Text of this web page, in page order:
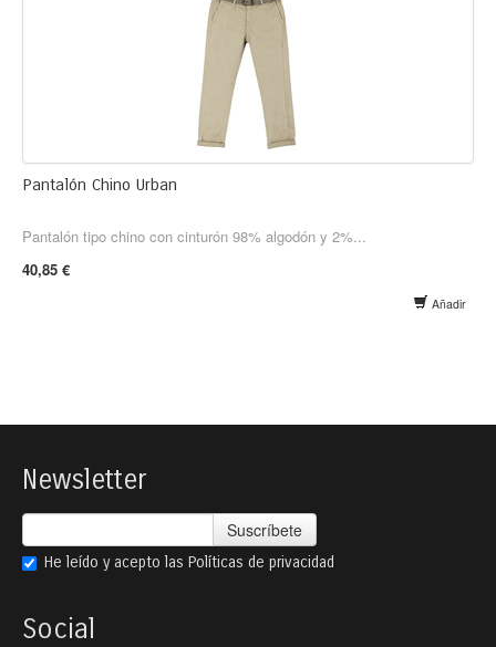
Pantalón Chino Urban
Pantalón tipo chino con cinturón 98% algodón y 2%...
40,85 €
Añadir
Newsletter
Suscríbete
He leído y acepto las Políticas de privacidad
Social